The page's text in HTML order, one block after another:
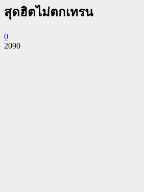
สุดฮิตไม่ตกเทรน
0
2090